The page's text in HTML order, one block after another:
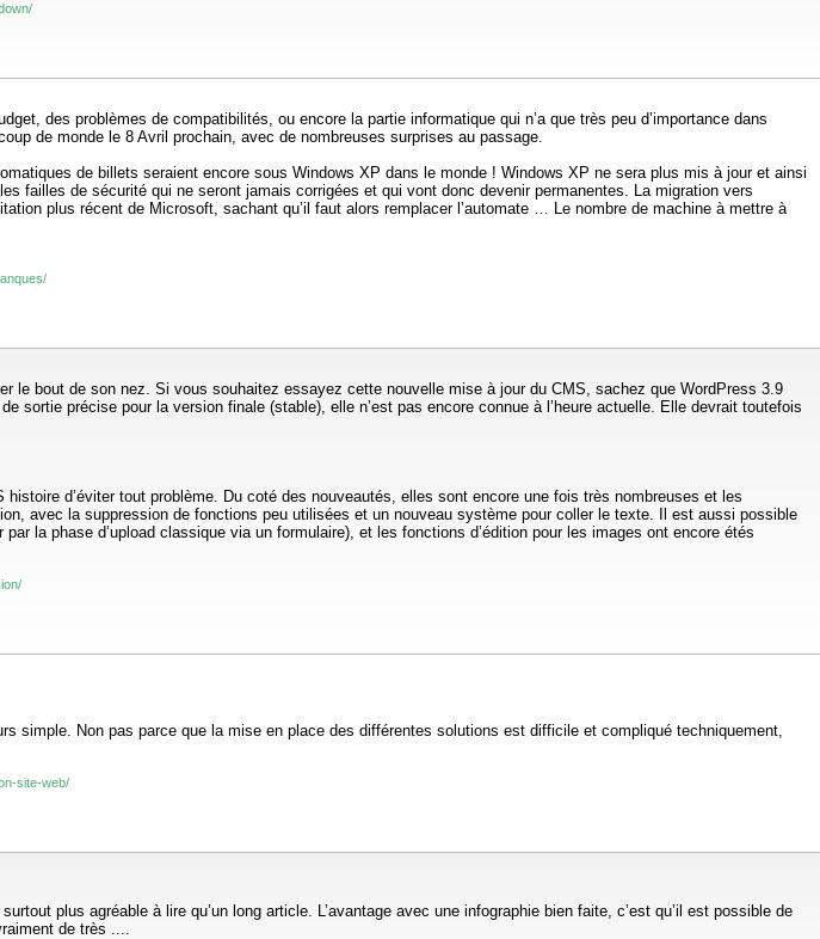
des problèmes de compatibilités, ou encore la partie informatique qui n’a que très peu d’importance dans
de monde le 8 Avril prochain, avec de nombreuses surprises au passage.
de billets seraient encore sous Windows XP dans le monde ! Windows XP ne sera plus mis à jour et ainsi
failles de sécurité qui ne seront jamais corrigées et qui vont donc devenir permanentes. La migration vers
plus récent de Microsoft, sachant qu’il faut alors remplacer l’automate … Le nombre de machine à mettre à
le bout de son nez. Si vous souhaitez essayez cette nouvelle mise à jour du CMS, sachez que WordPress 3.9
précise pour la version finale (stable), elle n’est pas encore connue à l’heure actuelle. Elle devrait toutefois
d’éviter tout problème. Du coté des nouveautés, elles sont encore une fois très nombreuses et les
avec la suppression de fonctions peu utilisées et un nouveau système pour coller le texte. Il est aussi possible
la phase d’upload classique via un formulaire), et les fonctions d’édition pour les images ont encore étés
simple. Non pas parce que la mise en place des différentes solutions est difficile et compliqué techniquement,
site-web/
plus agréable à lire qu’un long article. L’avantage avec une infographie bien faite, c’est qu’il est possible de
de très ....